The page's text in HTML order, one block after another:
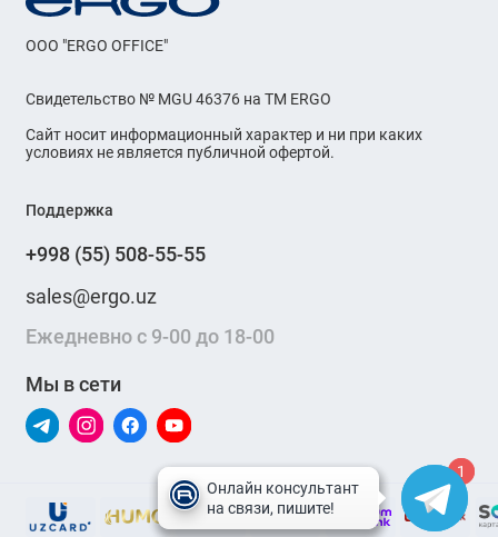
OOO "ERGO OFFICE"
Свидетельство № MGU 46376 на ТМ ERGO
Сайт носит информационный характер и ни при каких
условиях не является публичной офертой.
Поддержка
+998 (55) 508-55-55
sales@ergo.uz
Ежедневно с 9-00 до 18-00
Мы в сети
1
1